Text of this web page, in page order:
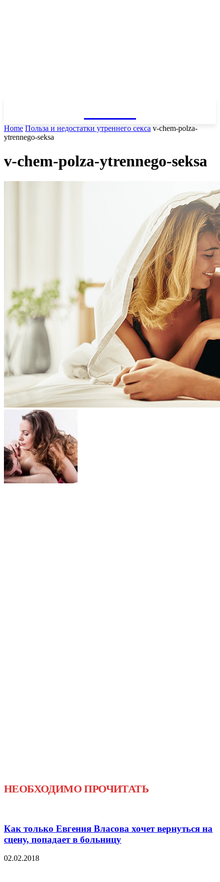
Home Польза и недостатки утреннего секса v-chem-polza-
ytrennego-seksa
v-chem-polza-ytrennego-seksa
НЕОБХОДИМО ПРОЧИТАТЬ
Как только Евгения Власова хочет вернуться на
сцену, попадает в больницу
02.02.2018